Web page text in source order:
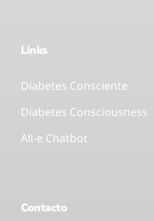
Links
Diabetes Consciente
Diabetes Consciousness
All-e Chatbot
Contacto